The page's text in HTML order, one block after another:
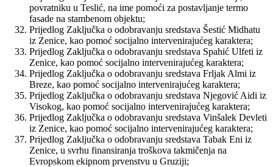
povratniku u Teslić, na ime pomoći za postavljanje termo
fasade na stambenom objektu;
Prijedlog Zaključka o odobravanju sredstava Šestić Midhatu
iz Zenice, kao pomoć socijalno intervenirajućeg karaktera;
Prijedlog Zaključka o odobravanju sredstava Spahić Ulfeti iz
Zenice, kao pomoć socijalno intervenirajućeg karaktera;
Prijedlog Zaključka o odobravanju sredstava Frljak Almi iz
Breze, kao pomoć socijalno intervenirajućeg karaktera;
Prijedlog Zaključka o odobravanju sredstava Njegović Aidi iz
Visokog, kao pomoć socijalno intervenirajućeg karaktera;
Prijedlog Zaključka o odobravanju sredstava Vinšalek Devleti
iz Zenice, kao pomoć socijalno intervenirajućeg karaktera;
Prijedlog Zaključka o odobravanju sredstava Tabak Eni iz
Zenice, u svrhu finansiranja troškova takmičenja na
Evropskom ekipnom prvenstvu u Gruziji;